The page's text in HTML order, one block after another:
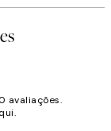
avaliações.